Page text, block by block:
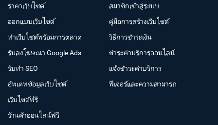
ราคาเว็บไซต์
ออกแบบเว็บไซต์
ทำเว็บไซต์พร้อมการตลาด
รับลงโฆษณา Google Ads
รับทำ SEO
อัพเดทข้อมูลเว็บไซต์
เว็บไซต์ฟรี
ร้านค้าออนไลน์ฟรี
สมาชิกเข้าสู่ระบบ
คู่มือการสร้างเว็บไซต์
วิธีการชำระเงิน
ชำระค่าบริการออนไลน์
แจ้งชำระค่าบริการ
ฟีเจอร์และความสามารถ